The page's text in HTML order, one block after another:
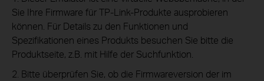
Sie Ihre Firmware für TP-Link-Produkte ausprobieren
können. Für Details zu den Funktionen und
Spezifikationen eines Produkts besuchen Sie bitte die
Produktseite, z.B. mit Hilfe der Suchfunktion.
2. Bitte überprüfen Sie, ob die Firmwareversion der im